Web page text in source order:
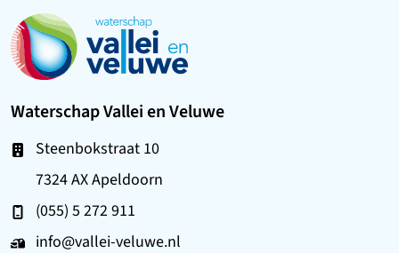
Waterschap Vallei en Veluwe
Steenbokstraat 10
7324 AX Apeldoorn
(055) 5 272 911
info@vallei-veluwe.nl